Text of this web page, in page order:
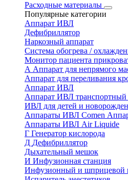
Расходные материалы
Популярные категории
Аппарат ИВЛ
Дефибриллятор
Наркозный аппарат
Система обогрева /
Монитор пациента
А Аппарат для непрямого
Аппарат для переливания
Аппарат ИВЛ
Аппарат ИВЛ транспортный
ИВЛ для детей и
Аппараты ИВЛ Comen
Аппараты ИВЛ Air Liquide
Г Генератор кислорода
Д Дефибриллятор
Дыхательный мешок
И Инфузионная станция
Инфузионный и шприцевой